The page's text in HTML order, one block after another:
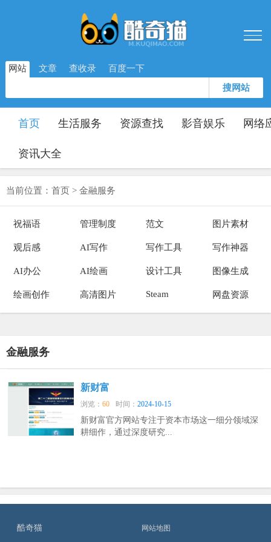
网站 文章 查收录 百度一下
搜网站
首页 生活服务 资源查找 影音娱乐 网络
资讯大全
当前位置： 首页 > 金融服务
祝福语 管理制度 范文 图片素材
观后感 AI写作 写作工具 写作神器
AI办公 AI绘画 设计工具 图像生成
绘画创作 高清图片 Steam 网盘资源
金融服务
新财富
浏览：60 时间：2024-10-15
新财富官方网站专注于资本市场这一细分领域深
耕细作，通过深度研究...
酷奇猫 网站地图